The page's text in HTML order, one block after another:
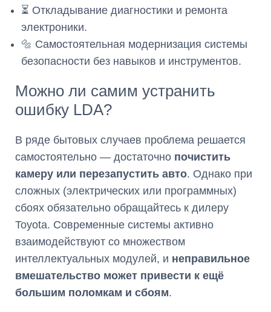
⏳ Откладывание диагностики и ремонта
электроники.
🔩 Самостоятельная модернизация системы
безопасности без навыков и инструментов.
Можно ли самим устранить
ошибку LDA?
В ряде бытовых случаев проблема решается
самостоятельно — достаточно почистить
камеру или перезапустить авто. Однако при
сложных (электрических или программных)
сбоях обязательно обращайтесь к дилеру
Toyota. Современные системы активно
взаимодействуют со множеством
интеллектуальных модулей, и неправильное
вмешательство может привести к ещё
большим поломкам и сбоям.